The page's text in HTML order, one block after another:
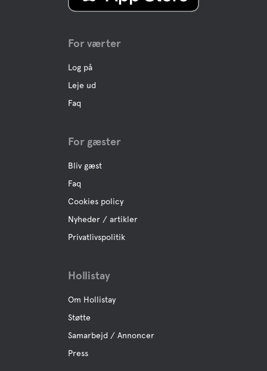
For værter
Log på
Leje ud
Faq
For gæster
Bliv gæst
Faq
Cookies policy
Nyheder / artikler
Privatlivspolitik
Hollistay
Om Hollistay
Støtte
Samarbejd / Annoncer
Press